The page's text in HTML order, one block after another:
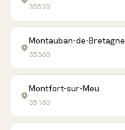
35520
Montauban-de-Bretagne
35360
Montfort-sur-Meu
35160